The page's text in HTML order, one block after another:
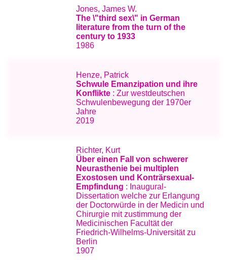
Jones, James W.
The \"third sex\" in German
literature from the turn of the
century to 1933
1986
Henze, Patrick
Schwule Emanzipation und ihre
Konflikte : Zur westdeutschen
Schwulenbewegung der 1970er
Jahre
2019
Richter, Kurt
Über einen Fall von schwerer
Neurasthenie bei multiplen
Exostosen und Konträrsexual-
Empfindung : Inaugural-
Dissertation welche zur Erlangung
der Doctorwürde in der Medicin und
Chirurgie mit zustimmung der
Medicinischen Facultät der
Friedrich-Wilhelms-Universität zu
Berlin
1907